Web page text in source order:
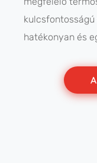
hatékonyan és